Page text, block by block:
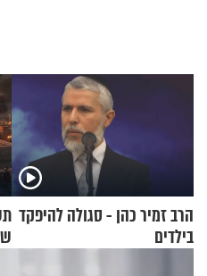
הרב זמיר כהן - סגולה להיפקד
בילדים